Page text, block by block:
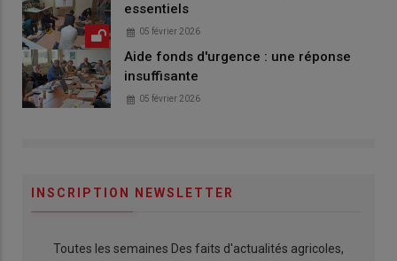
essentiels
05 février 2026
Aide fonds d'urgence : une réponse
insuffisante
05 février 2026
INSCRIPTION NEWSLETTER
Toutes les semaines Des faits d'actualités agricoles,